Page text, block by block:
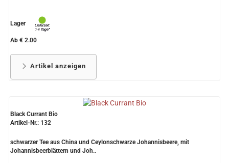
Lager
Ab € 2.00
Artikel anzeigen
Black Currant Bio
Artikel-Nr.: 132
schwarzer Tee aus China und Ceylonschwarze Johannisbeere, mit
Johannisbeerblättern und Joh..